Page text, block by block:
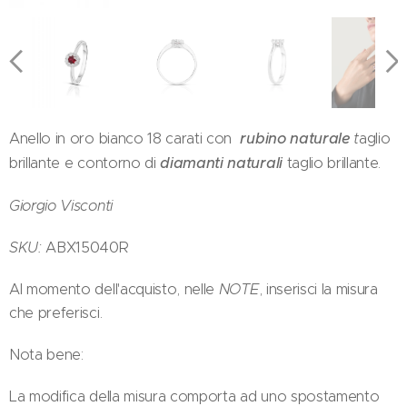
Anello in oro bianco 18 carati con rubino naturaletaglio
brillante e contorno didiamanti naturali taglio brillante.
Giorgio Visconti
SKU: ABX15040R
Al momento dell'acquisto, nelle NOTE, inserisci la misura
che preferisci.
Nota bene:
La modifica della misura comporta ad uno spostamento